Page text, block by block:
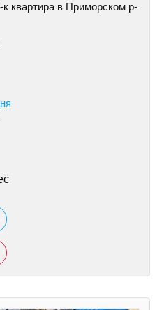
к квартира в Приморском р-